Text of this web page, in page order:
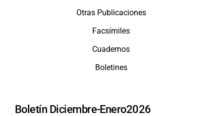
Otras Publicaciones
Facsímiles
Cuadernos
Boletines
Boletín Diciembre-Enero2026